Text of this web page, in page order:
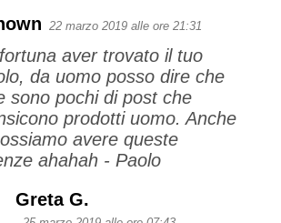
22 marzo 2019 alle ore 21:31
aver trovato il tuo
da uomo posso dire che
sono pochi di post che
prodotti uomo. Anche
avere queste
ahahah - Paolo
Greta G.